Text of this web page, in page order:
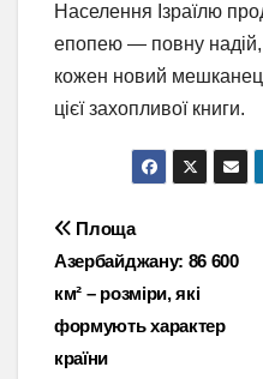
Населення Ізраїлю
епопею — повну надій,
кожен новий
цієї захопливої книги.
Навігація
записів
Площа
Азербайджану: 86 600
км² – розміри, які
формують характер
країни